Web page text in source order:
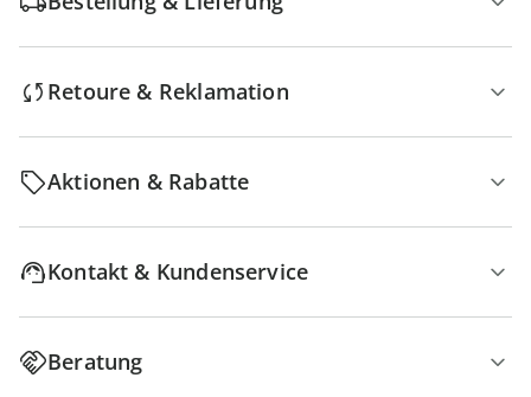
Retoure & Reklamation
Aktionen & Rabatte
Kontakt & Kundenservice
Beratung